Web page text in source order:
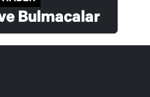
Bulmacalar